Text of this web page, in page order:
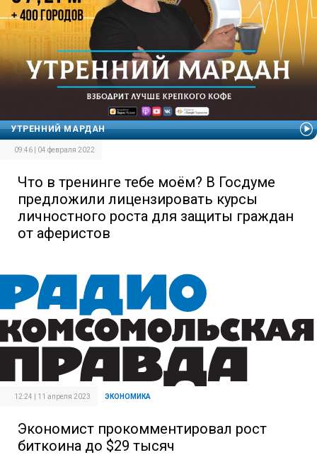
УТРЕННИЙ МАРДАН
09:46 | 04 февраля 2022
Что в тренинге тебе моём? В Госдуме
предложили лицензировать курсы
личностного роста для защиты граждан
от аферистов
12:24 | 11 апреля 2023 ЭКОНОМИКА
Экономист прокомментировал рост
биткоина до $29 тысяч